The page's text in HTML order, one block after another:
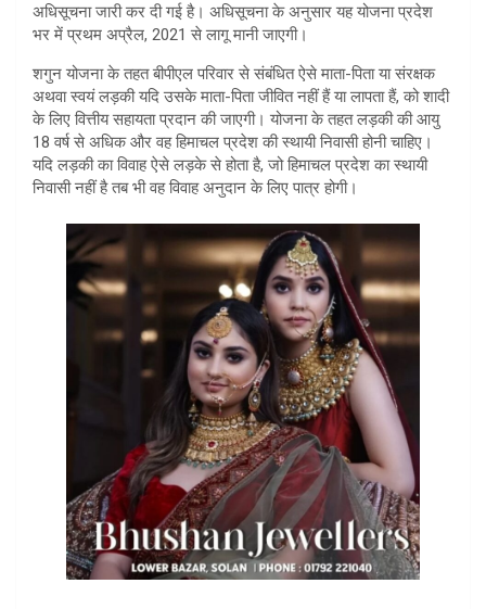
अधिसूचना जारी कर दी गई है। अधिसूचना के अनुसार यह योजना प्रदेश
भर में प्रथम अप्रैल, 2021 से लागू मानी जाएगी।
शगुन योजना के तहत बीपीएल परिवार से संबंधित ऐसे माता-पिता या संरक्षक
अथवा स्वयं लड़की यदि उसके माता-पिता जीवित नहीं हैं या लापता हैं, को शादी
के लिए वित्तीय सहायता प्रदान की जाएगी। योजना के तहत लड़की की आयु
18 वर्ष से अधिक और वह हिमाचल प्रदेश की स्थायी निवासी होनी चाहिए।
यदि लड़की का विवाह ऐसे लड़के से होता है, जो हिमाचल प्रदेश का स्थायी
निवासी नहीं है तब भी वह विवाह अनुदान के लिए पात्र होगी।